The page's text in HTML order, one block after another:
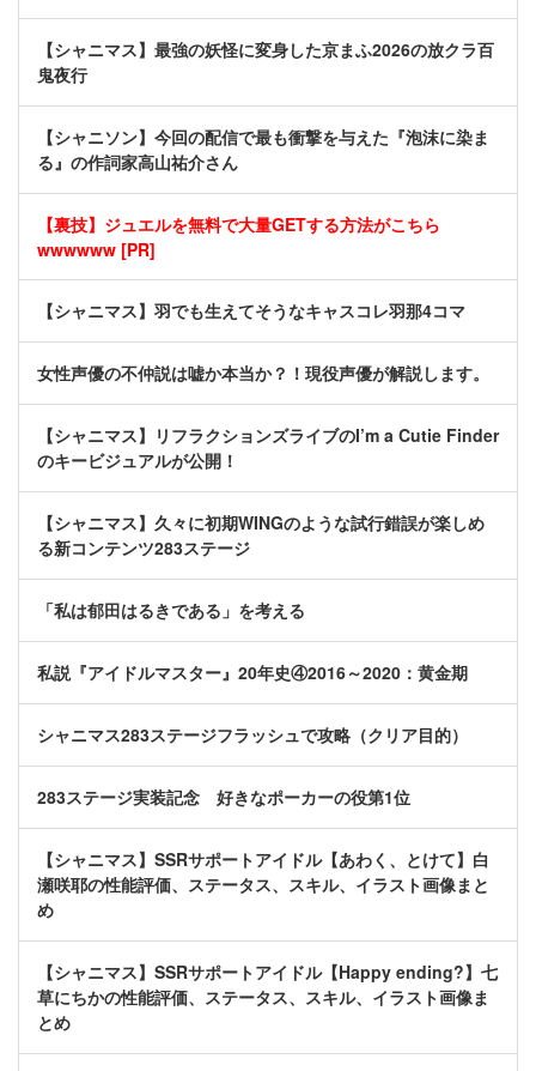
【シャニマス】最強の妖怪に変身した京まふ2026の放クラ百
鬼夜行
【シャニソン】今回の配信で最も衝撃を与えた『泡沫に染ま
る』の作詞家高山祐介さん
【裏技】ジュエルを無料で大量GETする方法がこちら
wwwwww [PR]
【シャニマス】羽でも生えてそうなキャスコレ羽那4コマ
女性声優の不仲説は嘘か本当か？！現役声優が解説します。
【シャニマス】リフラクションズライブのI’m a Cutie Finder
のキービジュアルが公開！
【シャニマス】久々に初期WINGのような試行錯誤が楽しめ
る新コンテンツ283ステージ
「私は郁田はるきである」を考える
私説『アイドルマスター』20年史④2016～2020：黄金期
シャニマス283ステージフラッシュで攻略（クリア目的）
283ステージ実装記念 好きなポーカーの役第1位
【シャニマス】SSRサポートアイドル【あわく、とけて】白
瀬咲耶の性能評価、ステータス、スキル、イラスト画像まと
め
【シャニマス】SSRサポートアイドル【Happy ending?】七
草にちかの性能評価、ステータス、スキル、イラスト画像ま
とめ